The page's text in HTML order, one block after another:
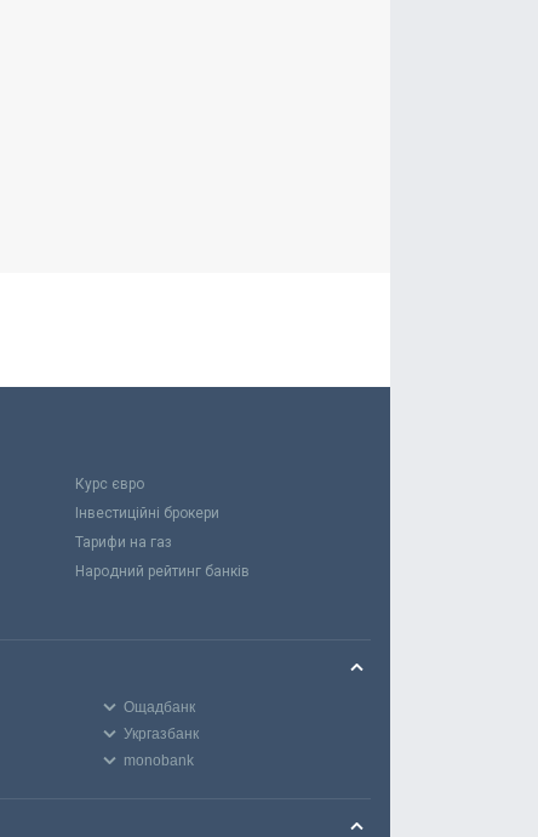
Курс євро
Інвестиційні брокери
Тарифи на газ
Народний рейтинг банків
Ощадбанк
Укргазбанк
monobank